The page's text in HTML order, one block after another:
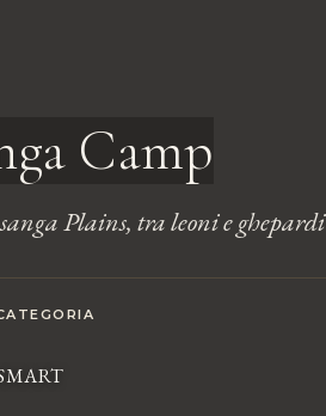
Camp
Plains, tra leoni e ghepardi